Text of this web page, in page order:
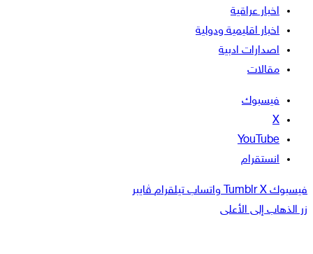
اخبار عراقية
اخبار اقليمية ودولية
اصدارات ادبية
مقالات
فيسبوك
‫X
‫YouTube
انستقرام
فيسبوك ‫X واتساب تيلقرام ڤايبر
زر الذهاب إلى الأعلى